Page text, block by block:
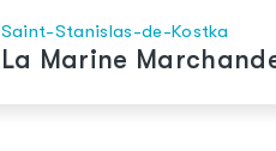
Saint-Stanislas-de-Kostka
La Marine